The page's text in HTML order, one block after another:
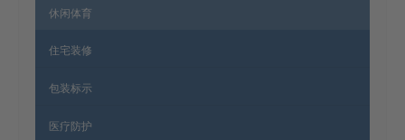
休闲体育
住宅装修
包装标示
医疗防护